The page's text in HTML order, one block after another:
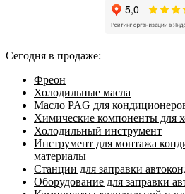
Сегодня в продаже:
Фреон
Холодильные масла
Масло PAG для
Химические компоненты для
Холодильный инструмент
Инструмент для монтажа
материалы
Станции для заправки
Оборудование для заправки